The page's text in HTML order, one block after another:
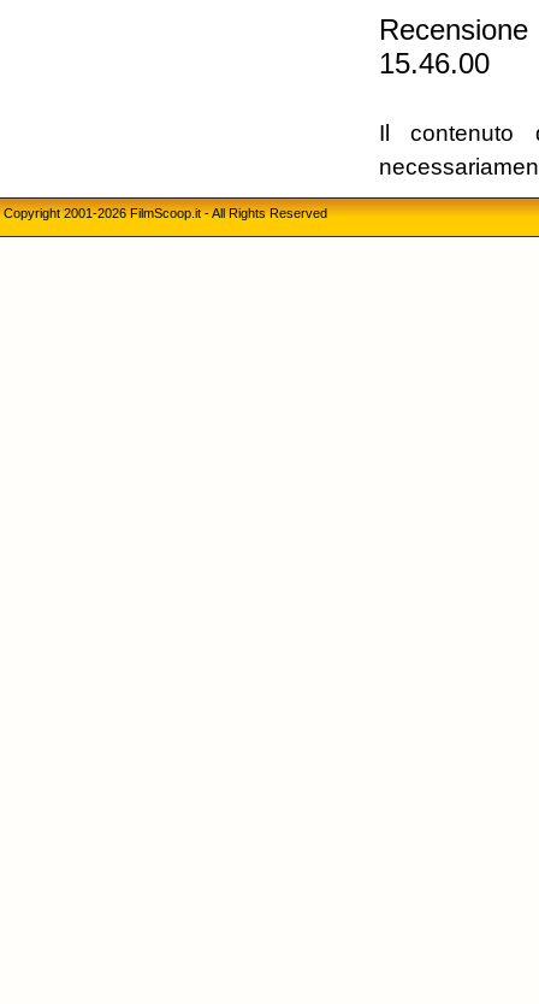
15.46.00
Il contenuto
Copyright 2001-2026 FilmScoop.it - All Rights Reserved